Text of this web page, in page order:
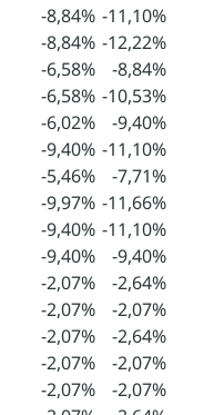
-8,84% -11,10%
-8,84% -12,22%
-6,58%
-8,84%
-6,58% -10,53%
-6,02%
-9,40%
-9,40% -11,10%
-5,46%
-7,71%
-9,97% -11,66%
-9,40% -11,10%
-9,40%
-9,40%
-2,07%
-2,64%
-2,07%
-2,07%
-2,07%
-2,64%
-2,07%
-2,07%
-2,07%
-2,07%